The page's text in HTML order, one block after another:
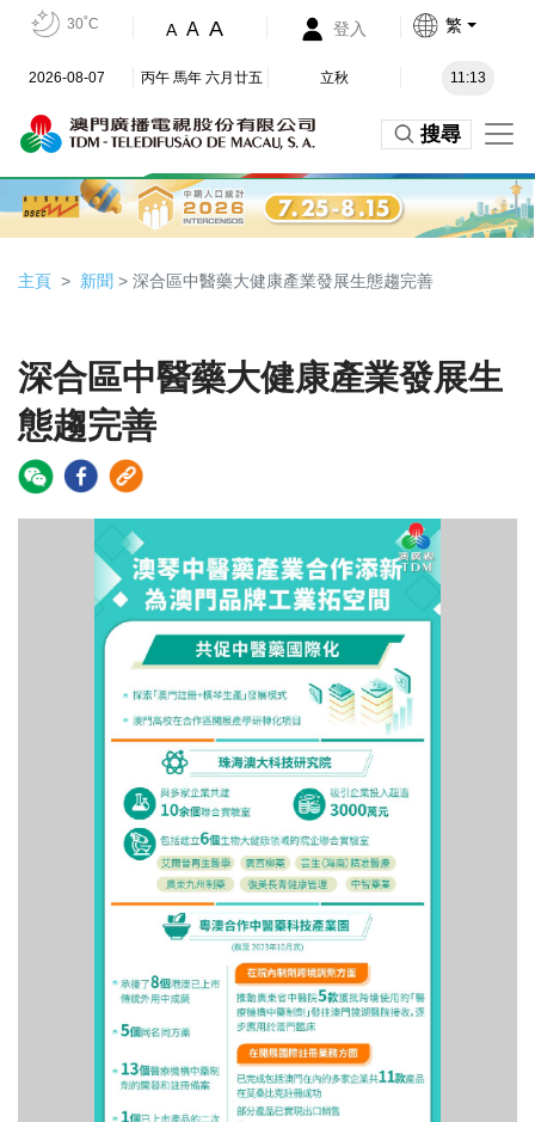
30˚C A A A 登入 繁
2026-08-07 丙午 馬年 六月廿五 立秋 11:13
搜尋
主頁 新聞 > 深合區中醫藥大健康產業發展生態趨完善
深合區中醫藥大健康產業發展生
態趨完善